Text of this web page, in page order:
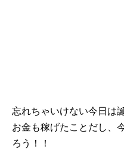
忘れちゃいけない今日は
お金も稼げたことだし、
ろう！！